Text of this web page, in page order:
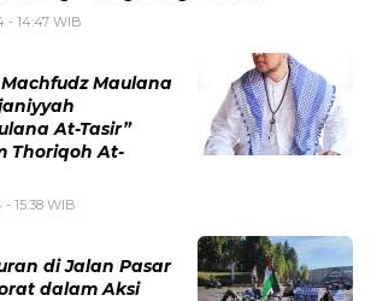
- 14:47 WIB
Maulana
At-Tasir”
Thoriqoh At-
15:38 WIB
di Jalan Pasar
dalam Aksi